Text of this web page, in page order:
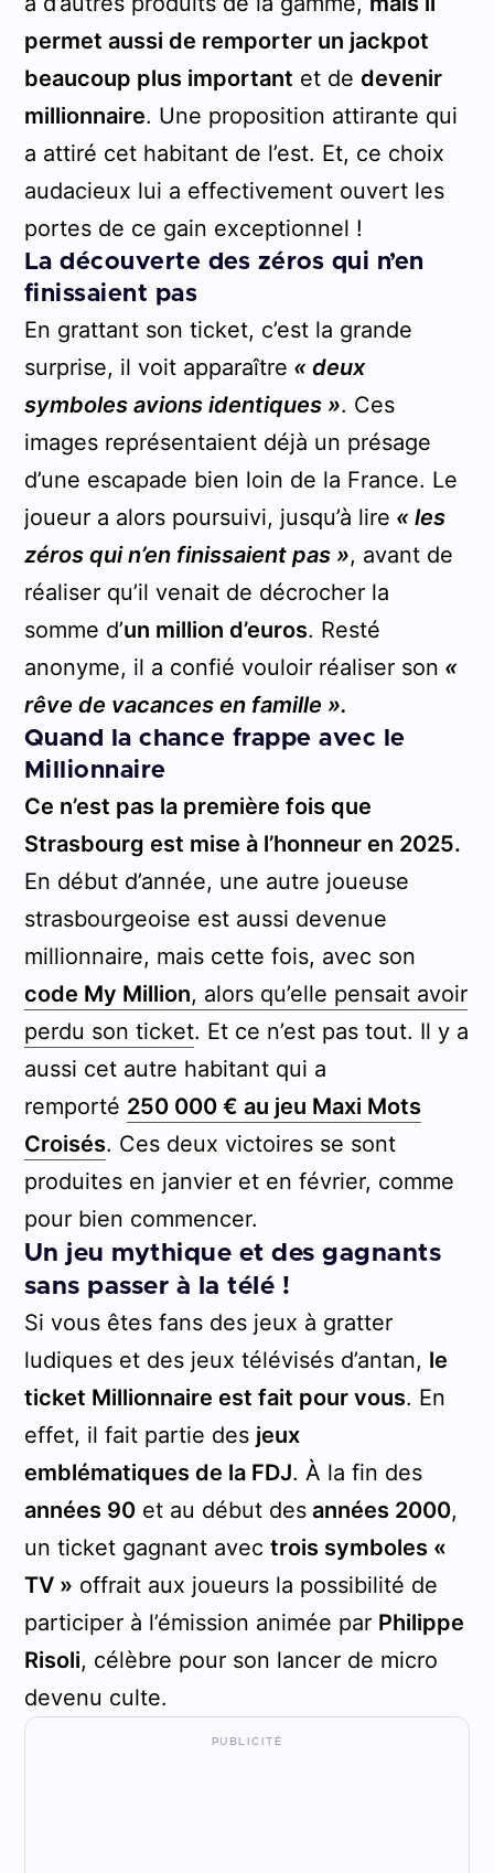
permet aussi de remporter un jackpot
beaucoup plus important et de devenir
millionnaire. Une proposition attirante qui
a attiré cet habitant de l’est. Et, ce choix
audacieux lui a effectivement ouvert les
portes de ce gain exceptionnel !
La découverte des zéros qui n’en
finissaient pas
En grattant son ticket, c’est la grande
surprise, il voit apparaître « deux
symboles avions identiques ». Ces
images représentaient déjà un présage
d’une escapade bien loin de la France. Le
joueur a alors poursuivi, jusqu’à lire « les
zéros qui n’en finissaient pas », avant de
réaliser qu’il venait de décrocher la
somme d’un million d’euros. Resté
anonyme, il a confié vouloir réaliser son «
rêve de vacances en famille ».
Quand la chance frappe avec le
Millionnaire
Ce n’est pas la première fois que
Strasbourg est mise à l’honneur en 2025.
En début d’année, une autre joueuse
strasbourgeoise est aussi devenue
millionnaire, mais cette fois, avec son
code My Million, alors qu’elle pensait avoir
perdu son ticket. Et ce n’est pas tout. Il y a
aussi cet autre habitant qui a
remporté 250 000 € au jeu Maxi Mots
Croisés. Ces deux victoires se sont
produites en janvier et en février, comme
pour bien commencer.
Un jeu mythique et des gagnants
sans passer à la télé !
Si vous êtes fans des jeux à gratter
ludiques et des jeux télévisés d’antan, le
ticket Millionnaire est fait pour vous. En
effet, il fait partie des jeux
emblématiques de la FDJ. À la fin des
années 90et au début desannées 2000,
un ticket gagnant avec trois symboles «
TV » offrait aux joueurs la possibilité de
participer à l’émission animée par Philippe
Risoli, célèbre pour son lancer de micro
devenu culte.